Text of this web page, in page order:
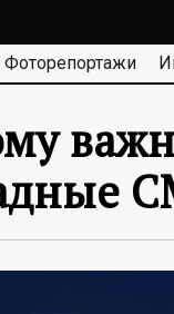
Фоторепортажи